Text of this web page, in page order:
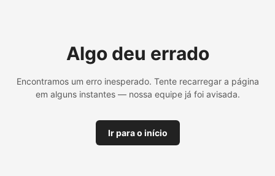
Algo deu errado
Encontramos um erro inesperado. Tente recarregar a página
em alguns instantes — nossa equipe já foi avisada.
Ir para o início